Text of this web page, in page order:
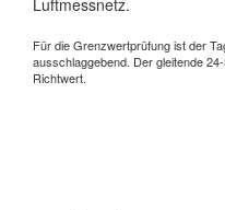
Luftmessnetz.
Für die Grenzwertprüfung ist der
ausschlaggebend. Der gleitende
Richtwert.